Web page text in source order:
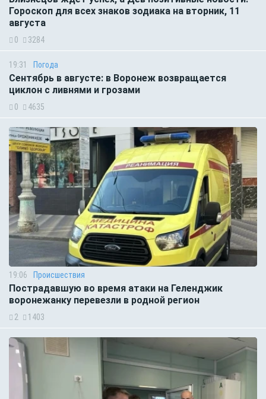
Гороскоп для всех знаков зодиака на вторник, 11
августа
0 3284
19:31 Погода
Сентябрь в августе: в Воронеж возвращается
циклон с ливнями и грозами
0 4635
19:06 Происшествия
Пострадавшую во время атаки на Геленджик
воронежанку перевезли в родной регион
2 1403